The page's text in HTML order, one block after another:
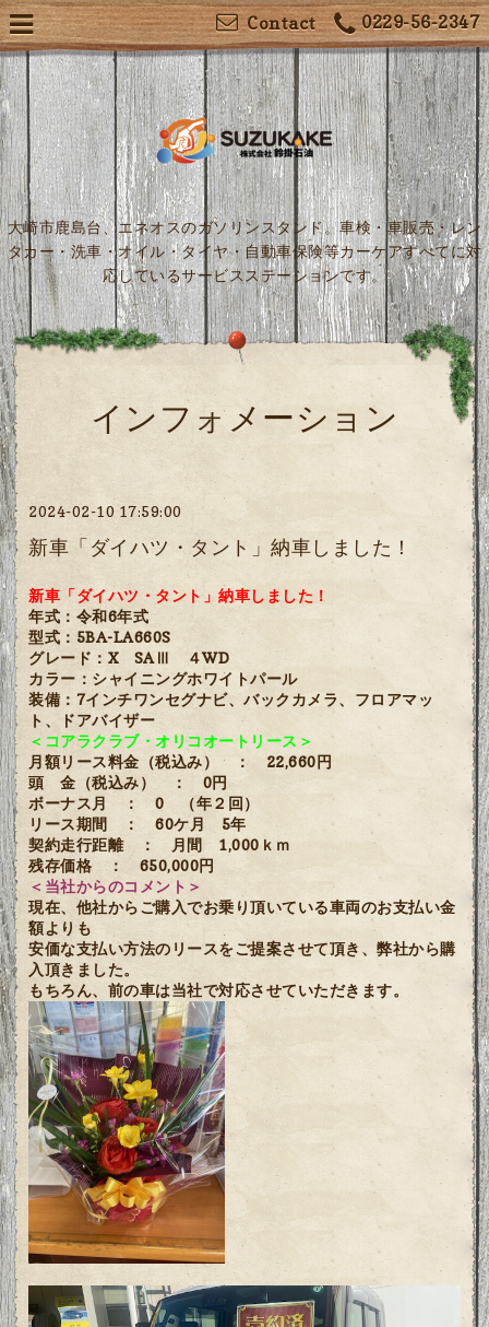
0229-56-2347
Contact
大崎市鹿島台、エネオスのガソリンスタンド。車検・車販売・レン
タカー・洗車・オイル・タイヤ・自動車保険等カーケアすべてに対
応しているサービスステーションです。
インフォメーション
2024-02-10 17:59:00
新車「ダイハツ・タント」納車しました！
新車「ダイハツ・タント」納車しました！
年式：令和6年式
型式：5BA-LA660S
グレード：X SAⅢ ４WD
カラー：シャイニングホワイトパール
装備：7インチワンセグナビ、バックカメラ、フロアマッ
ト、ドアバイザー
＜コアラクラブ・オリコオートリース＞
月額リース料金（税込み） ： 22,660円
頭 金（税込み） ： 0円
ボーナス月 ： 0 （年２回）
リース期間 ： 60ケ月 5年
契約走行距離 ： 月間 1,000ｋｍ
残存価格 ： 650,000円
＜当社からのコメント＞
現在、他社からご購入でお乗り頂いている車両のお支払い金
額よりも
安価な支払い方法のリースをご提案させて頂き、弊社から購
入頂きました。
もちろん、前の車は当社で対応させていただきます。